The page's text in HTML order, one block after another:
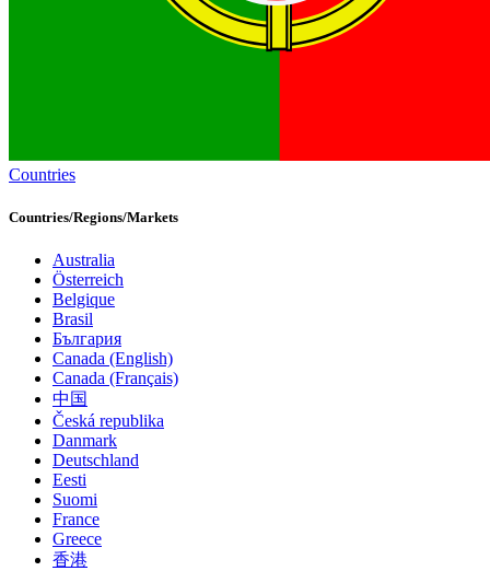
Countries
Countries/Regions/Markets
Australia
Österreich
Belgique
Brasil
България
Canada (English)
Canada (Français)
中国
Česká republika
Danmark
Deutschland
Eesti
Suomi
France
Greece
香港